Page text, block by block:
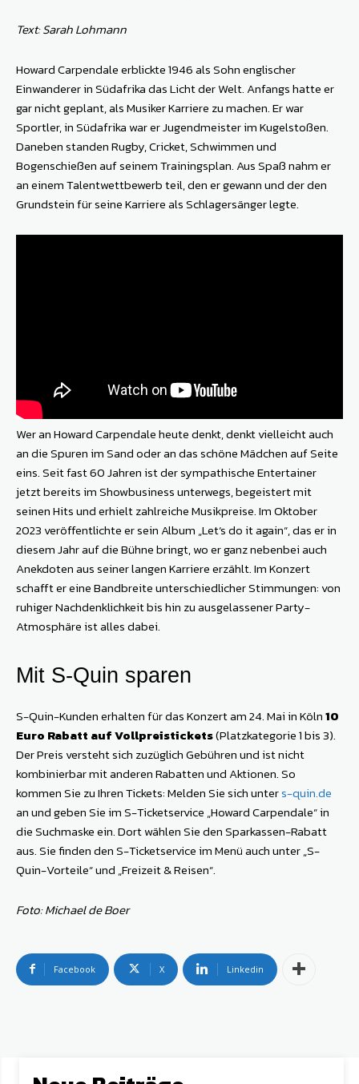
Text: Sarah Lohmann
Howard Carpendale erblickte 1946 als Sohn englischer
Einwanderer in Südafrika das Licht der Welt. Anfangs hatte er
gar nicht geplant, als Musiker Karriere zu machen. Er war
Sportler, in Südafrika war er Jugendmeister im Kugelstoßen.
Daneben standen Rugby, Cricket, Schwimmen und
Bogenschießen auf seinem Trainingsplan. Aus Spaß nahm er
an einem Talentwettbewerb teil, den er gewann und der den
Grundstein für seine Karriere als Schlagersänger legte.
Wer an Howard Carpendale heute denkt, denkt vielleicht auch
an die Spuren im Sand oder an das schöne Mädchen auf Seite
eins. Seit fast 60 Jahren ist der sympathische Entertainer
jetzt bereits im Showbusiness unterwegs, begeistert mit
seinen Hits und erhielt zahlreiche Musikpreise. Im Oktober
2023 veröffentlichte er sein Album „Let‘s do it again“, das er in
diesem Jahr auf die Bühne bringt, wo er ganz nebenbei auch
Anekdoten aus seiner langen Karriere erzählt. Im Konzert
schafft er eine Bandbreite unterschiedlicher Stimmungen: von
ruhiger Nachdenklichkeit bis hin zu ausgelassener Party-
Atmosphäre ist alles dabei.
Mit S-Quin sparen
S-Quin-Kunden erhalten für das Konzert am 24. Mai in Köln10
Euro Rabatt auf Vollpreistickets(Platzkategorie 1 bis 3).
Der Preis versteht sich zuzüglich Gebühren und ist nicht
kombinierbar mit anderen Rabatten und Aktionen. So
kommen Sie zu Ihren Tickets: Melden Sie sich unters-quin.de
an und geben Sie im S-Ticketservice „Howard Carpendale“ in
die Suchmaske ein. Dort wählen Sie den Sparkassen-Rabatt
aus. Sie finden den S-Ticketservice im Menü auch unter „S-
Quin-Vorteile“ und „Freizeit & Reisen“.
Foto: Michael de Boer
Facebook X Linkedin